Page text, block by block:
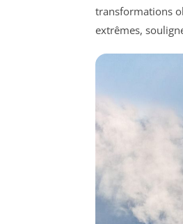
transformations
extrêmes,